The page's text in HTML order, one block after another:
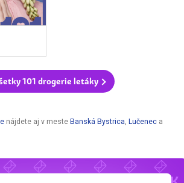
101 drogerie letáky
nájdete aj v meste Banská Bystrica, Lučenec a